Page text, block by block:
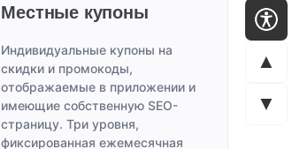
Местные купоны
Индивидуальные купоны на
скидки и промокоды,
отображаемые в приложении и
имеющие собственную SEO-
страницу. Три уровня,
фиксированная ежемесячная
▲
▼